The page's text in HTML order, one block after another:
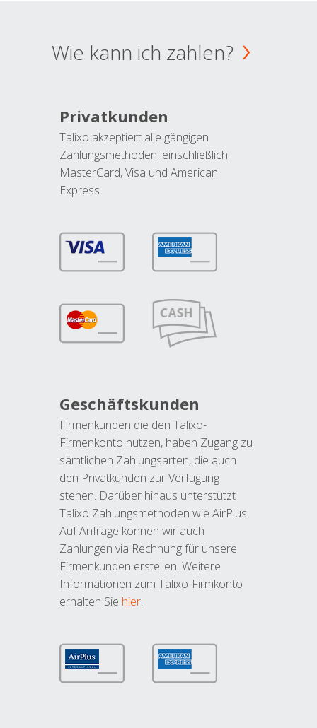
Wie kann ich zahlen?
Privatkunden
Talixo akzeptiert alle gängigen
Zahlungsmethoden, einschließlich
MasterCard, Visa und American
Express.
Geschäftskunden
Firmenkunden die den Talixo-
Firmenkonto nutzen, haben Zugang zu
sämtlichen Zahlungsarten, die auch
den Privatkunden zur Verfügung
stehen. Darüber hinaus unterstützt
Talixo Zahlungsmethoden wie AirPlus.
Auf Anfrage können wir auch
Zahlungen via Rechnung für unsere
Firmenkunden erstellen. Weitere
Informationen zum Talixo-Firmkonto
erhalten Sie hier.